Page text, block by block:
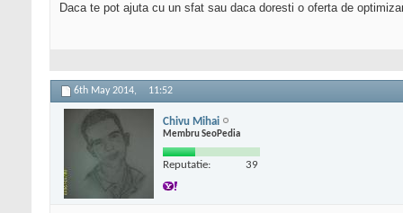
Daca te pot ajuta cu un sfat sau daca doresti o oferta de
6th May 2014, 11:52
Chivu Mihai
Membru SeoPedia
Reputatie: 39